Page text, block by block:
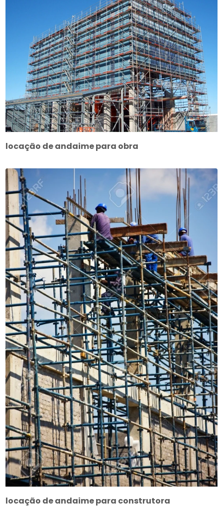
locação de andaime para obra
locação de andaime para construtora